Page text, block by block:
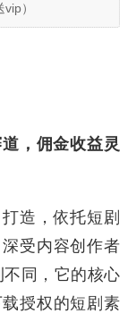
）
，佣金收益灵
造，依托短剧
受内容创作者
同，它的核心
授权的短剧素